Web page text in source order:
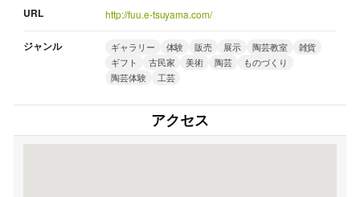
URL http://fuu.e-tsuyama.com/
ジャンル ギャラリー 体験 販売 展示 陶芸教室
雑貨
ギフト
古民家 美術 陶芸
ものづくり
陶芸体験
工芸
アクセス